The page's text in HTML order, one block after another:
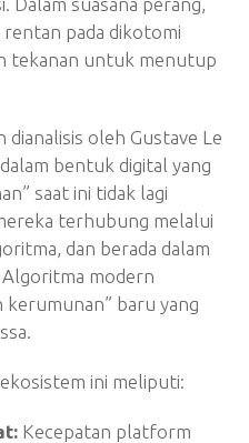
rentan pada dikotomi
tekanan untuk menutup
dianalisis oleh Gustave Le
bentuk digital yang
saat ini tidak lagi
terhubung melalui
dan berada dalam
modern
kerumunan” baru yang
ini meliputi:
Kecepatan platform